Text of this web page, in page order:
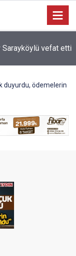
yaşındaki Mustafa
duyurdu, ödemelerin